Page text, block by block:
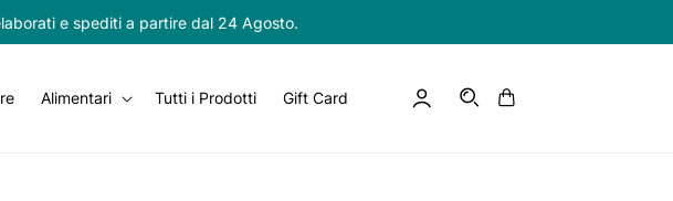
e spediti a partire dal 24 Agosto.
Alimentari Tutti i Prodotti Gift Card Accedi Carrello